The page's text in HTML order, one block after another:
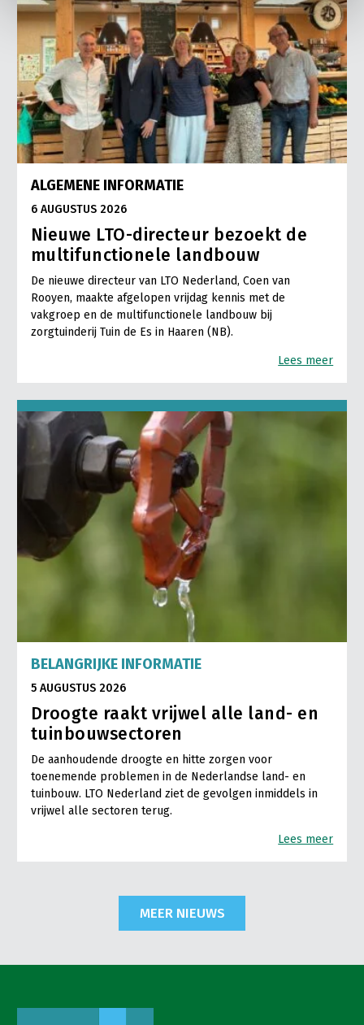
ALGEMENE INFORMATIE
6 AUGUSTUS 2026
Nieuwe LTO-directeur bezoekt de
multifunctionele landbouw
De nieuwe directeur van LTO Nederland, Coen van
Rooyen, maakte afgelopen vrijdag kennis met de
vakgroep en de multifunctionele landbouw bij
zorgtuinderij Tuin de Es in Haaren (NB).
Lees meer
BELANGRIJKE INFORMATIE
5 AUGUSTUS 2026
Droogte raakt vrijwel alle land- en
tuinbouwsectoren
De aanhoudende droogte en hitte zorgen voor
toenemende problemen in de Nederlandse land- en
tuinbouw. LTO Nederland ziet de gevolgen inmiddels in
vrijwel alle sectoren terug.
Lees meer
MEER NIEUWS